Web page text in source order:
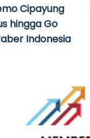
Cipayung
hingga Go
Indonesia